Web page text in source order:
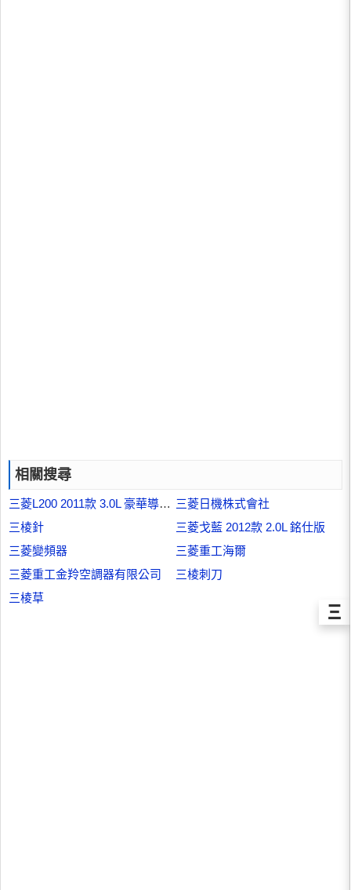
相關搜尋
三菱L200 2011款 3.0L 豪華導航版 三菱日機株式會社
三棱針
三菱戈藍 2012款 2.0L 銘仕版
三菱變頻器
三菱重工海爾
三菱重工金羚空調器有限公司
三棱刺刀
三棱草
Ξ